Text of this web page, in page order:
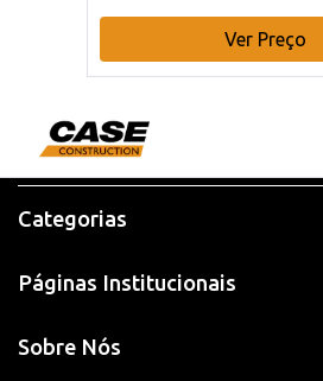
Ver Preço
Categorias
Páginas Institucionais
Sobre Nós